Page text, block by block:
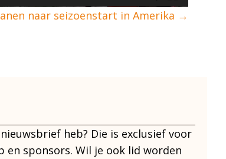
naar seizoenstart in Amerika →
heb? Die is exclusief voor
en sponsors. Wil je ook lid worden